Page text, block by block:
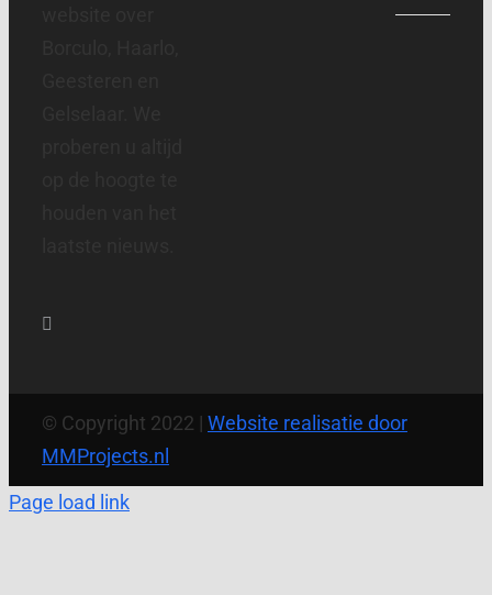
© Copyright 2022 | Website realisatie door
MMProjects.nl
Page load link